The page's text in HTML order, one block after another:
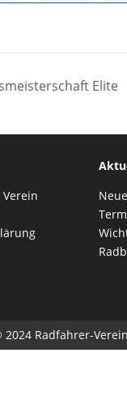
Elite
2024 Radfahrer-